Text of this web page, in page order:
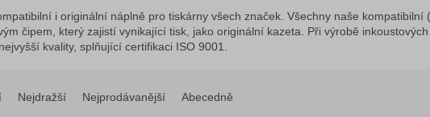
i originální náplně pro tiskárny všech značek. Všechny naše
čipem, který zajistí vynikající tisk, jako originální kazeta. Při výrobě
kvality, splňující certifikaci ISO 9001.
Nejdražší Nejprodávanější Abecedně